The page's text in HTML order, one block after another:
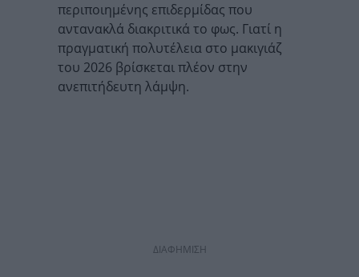
περιποιημένης επιδερμίδας που
αντανακλά διακριτικά το φως. Γιατί η
πραγματική πολυτέλεια στο μακιγιάζ
του 2026 βρίσκεται πλέον στην
ανεπιτήδευτη λάμψη.
ΔΙΑΦΗΜΙΣΗ